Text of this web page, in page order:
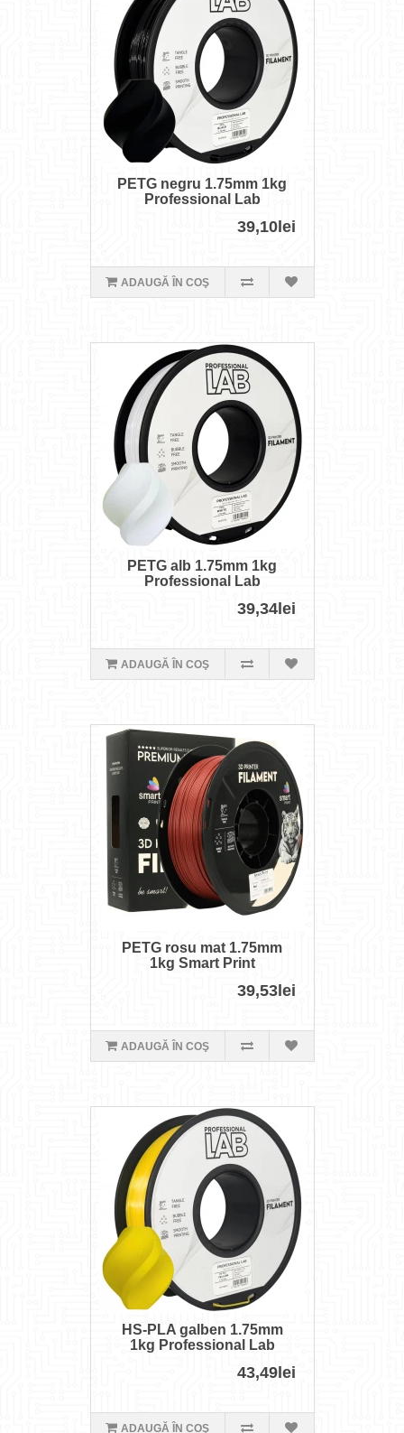
PETG negru 1.75mm 1kg
Professional Lab
39,10lei
ADAUGĂ ÎN COŞ
PETG alb 1.75mm 1kg
Professional Lab
39,34lei
ADAUGĂ ÎN COŞ
PETG rosu mat 1.75mm
1kg Smart Print
39,53lei
ADAUGĂ ÎN COŞ
HS-PLA galben 1.75mm
1kg Professional Lab
43,49lei
ADAUGĂ ÎN COŞ